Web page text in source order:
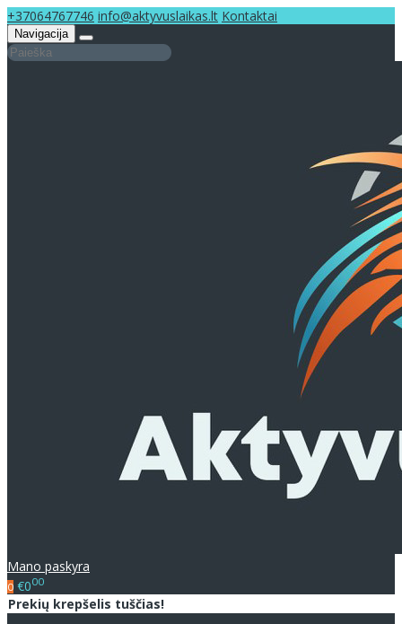
+37064767746 info@aktyvuslaikas.lt Kontaktai
Navigacija
Mano paskyra
0 €000
Prekių krepšelis tuščias!